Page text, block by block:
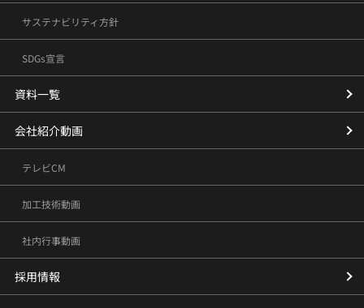
サステナビリティ方針
SDGs宣言
資料一覧
会社紹介動画
テレビCM
加工技術動画
社内行事動画
採用情報